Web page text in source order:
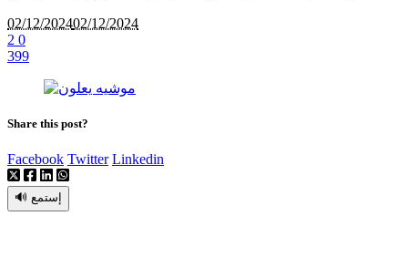
02/12/202402/12/2024
2 0
399
Share this post?
Facebook Twitter Linkedin
🔊 إستمع